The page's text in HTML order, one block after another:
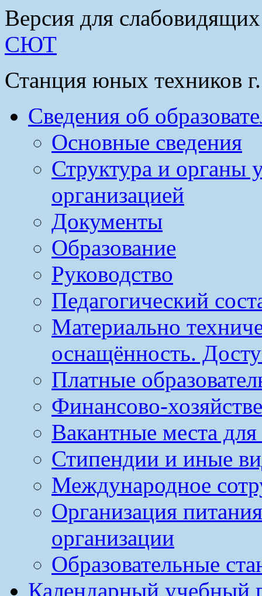
Версия для слабовидящих
СЮТ
Станция юных техников
Сведения об
Основные сведения
Структура и органы
организацией
Документы
Образование
Руководство
Педагогический
Материально
оснащённость.
Платные
Финансово-
Вакантные места
Стипендии и иные
Международное
Организация
организации
Образовательные
Календарный учебный